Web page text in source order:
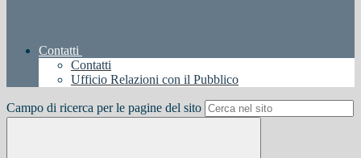
Contatti
Contatti
Ufficio Relazioni con il Pubblico
Campo di ricerca per le pagine del sito